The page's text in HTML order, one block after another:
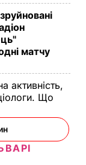
матчу
активність,
Що